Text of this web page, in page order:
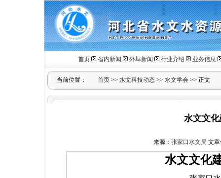
首页 省内新闻 外埠新闻 行业介绍 业务信息
当前位置： 首页 >> 水文科技动态 >> 水文学会 >> 正文
水文文
来源： 张家口水文局 文章
水文文化